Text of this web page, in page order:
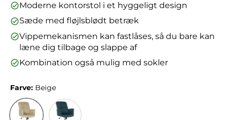
Moderne kontorstol i et hyggeligt design
Sæde med fløjlsblødt betræk
Vippemekanismen kan fastlåses, så du bare kan
læne dig tilbage og slappe af
Kombination også mulig med sokler
Farve: Beige